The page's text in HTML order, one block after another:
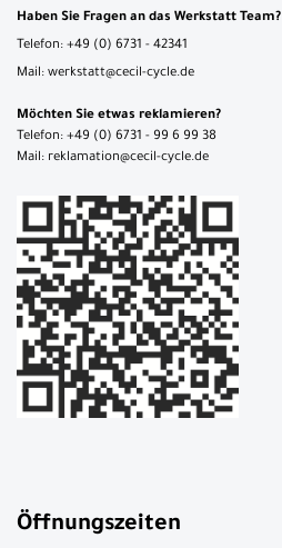
Haben Sie Fragen an das Werkstatt Team?
Telefon: +49 (0) 6731 - 42341
Mail: werkstatt@cecil-cycle.de
Möchten Sie etwas reklamieren?
Telefon: +49 (0) 6731 - 99 6 99 38
Mail: reklamation@cecil-cycle.de
Öffnungszeiten